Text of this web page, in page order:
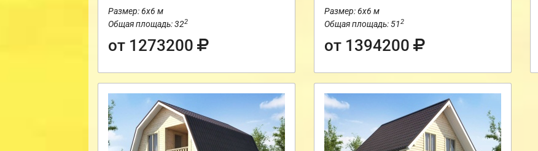
Размер: 6х6 м
Общая площадь: 322
от 1273200
Размер: 6х6 м
Общая площадь: 512
от 1394200